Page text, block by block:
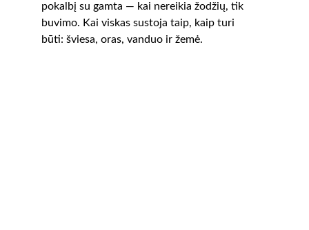
pokalbį su gamta — kai nereikia žodžių, tik
buvimo. Kai viskas sustoja taip, kaip turi
būti: šviesa, oras, vanduo ir žemė.